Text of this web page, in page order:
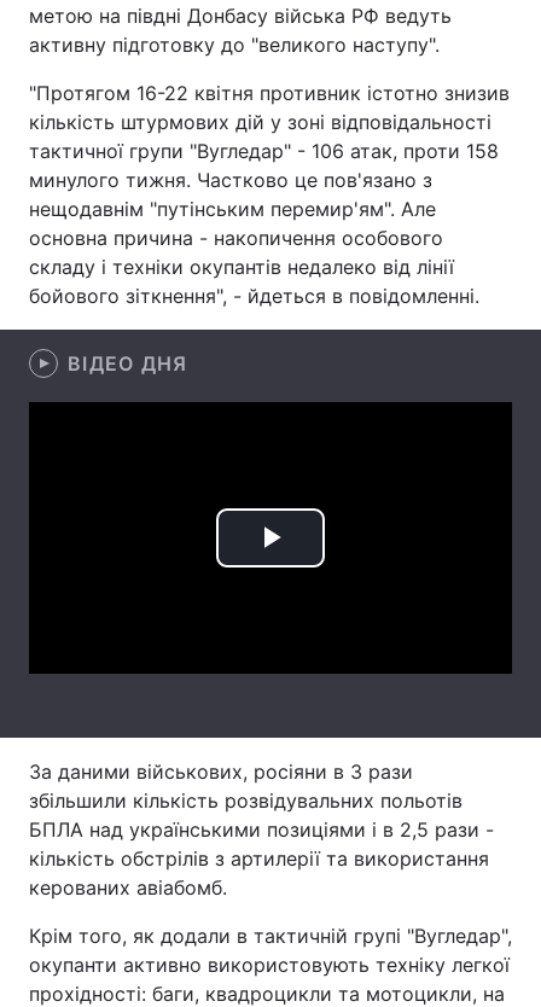
Техно і зв'язок Лайт
Здоров'я Туризм
Цікавинки Погода
Екологія Регіони
Лонгріди
Відео з Youtube
Інтерв'ю Думки
Тема оформлення
метою на півдні Донбасу війська РФ ведуть
активну підготовку до "великого наступу".
"Протягом 16-22 квітня противник істотно знизив
кількість штурмових дій у зоні відповідальності
тактичної групи "Вугледар" - 106 атак, проти 158
минулого тижня. Частково це пов'язано з
нещодавнім "путінським перемир'ям". Але
основна причина - накопичення особового
складу і техніки окупантів недалеко від лінії
бойового зіткнення", - йдеться в повідомленні.
ВІДЕО ДНЯ
Play
За даними військових, росіяни в 3 рази
збільшили кількість розвідувальних польотів
БПЛА над українськими позиціями і в 2,5 рази -
кількість обстрілів з артилерії та використання
керованих авіабомб.
Крім того, як додали в тактичній групі "Вугледар",
окупанти активно використовують техніку легкої
прохідності: баги, квадроцикли та мотоцикли, на